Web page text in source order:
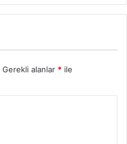
Gerekli alanlar * ile